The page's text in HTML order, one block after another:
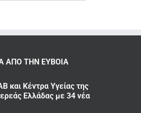
ΑΠΌ ΤΗΝ ΕΎΒΟΙΑ
και Κέντρα Υγείας της
Ελλάδας με 34 νέα